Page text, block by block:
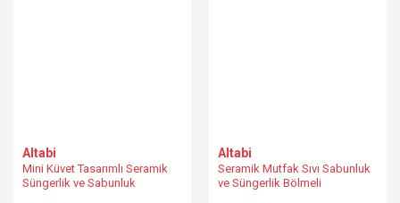
Altabi
Mini Küvet Tasarımlı Seramik
Süngerlik ve Sabunluk
Altabi
Seramik Mutfak Sıvı Sabunluk
ve Süngerlik Bölmeli